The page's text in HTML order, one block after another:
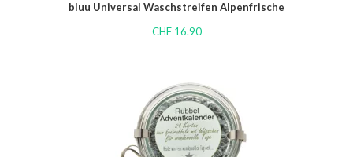
bluu Universal Waschstreifen Alpenfrische
CHF16.90